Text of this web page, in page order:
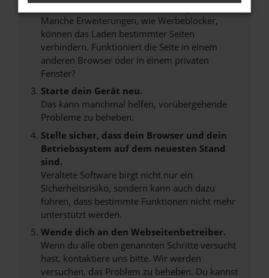
Prüfe deine Browsererweiterungen.
Manche Erweiterungen, wie Werbeblocker,
können das Laden bestimmter Seiten
verhindern. Funktioniert die Seite in einem
anderen Browser oder in einem privaten
Fenster?
Starte dein Gerät neu.
Das kann manchmal helfen, vorübergehende
Probleme zu beheben.
Stelle sicher, dass dein Browser und dein
Betriebssystem auf dem neuesten Stand
sind.
Veraltete Software birgt nicht nur ein
Sicherheitsrisiko, sondern kann auch dazu
führen, dass bestimmte Funktionen nicht mehr
unterstützt werden.
Wende dich an den Webseitenbetreiber.
Wenn du alle oben genannten Schritte versucht
hast, kontaktiere uns bitte. Wir werden
versuchen, das Problem zu beheben. Du kannst